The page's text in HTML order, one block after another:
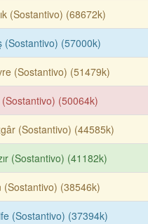
(Sostantivo) (68672k)
(Sostantivo) (57000k)
(Sostantivo) (51479k)
(50064k)
(Sostantivo) (44585k)
(Sostantivo) (41182k)
(Sostantivo) (38546k)
(Sostantivo) (37394k)